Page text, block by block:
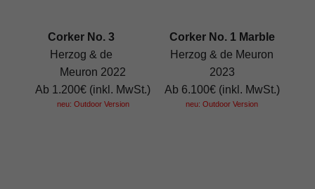
Corker No. 3
Herzog & de
Meuron 2022
Ab 1.200€ (inkl. MwSt.)
neu: Outdoor Version
Corker No. 1 Marble
Herzog & de Meuron
2023
Ab 6.100€ (inkl. MwSt.)
neu: Outdoor Version